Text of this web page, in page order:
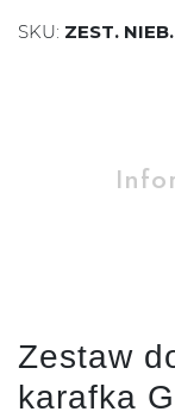
SKU: ZEST.
Zestaw
karafka